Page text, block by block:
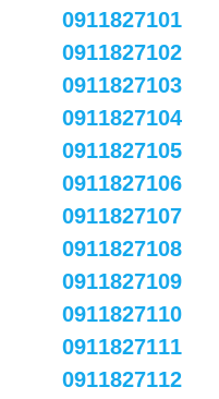
0911827101
0911827102
0911827103
0911827104
0911827105
0911827106
0911827107
0911827108
0911827109
0911827110
0911827111
0911827112